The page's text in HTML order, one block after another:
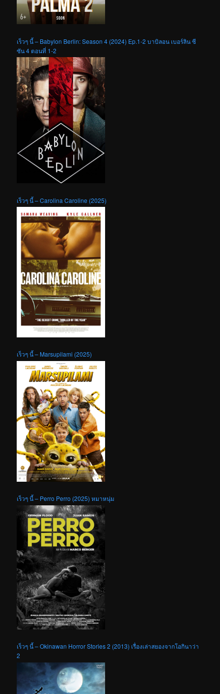
เร็วๆ นี้ – Babylon Berlin: Season 4 (2024) Ep.1-2 บาบิลอน เบอร์ลิน ซี
ซัน 4 ตอนที่ 1-2
เร็วๆ นี้ – Carolina Caroline (2025)
เร็วๆ นี้ – Marsupilami (2025)
เร็วๆ นี้ – Perro Perro (2025) หมาหนุ่ม
เร็วๆ นี้ – Okinawan Horror Stories 2 (2013) เรื่องเล่าสยองจากโอกินาว่า
2